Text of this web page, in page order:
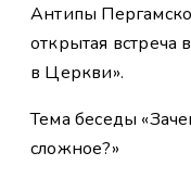
Антипы
открытая
в Церкви».
Тема беседы
сложное?»